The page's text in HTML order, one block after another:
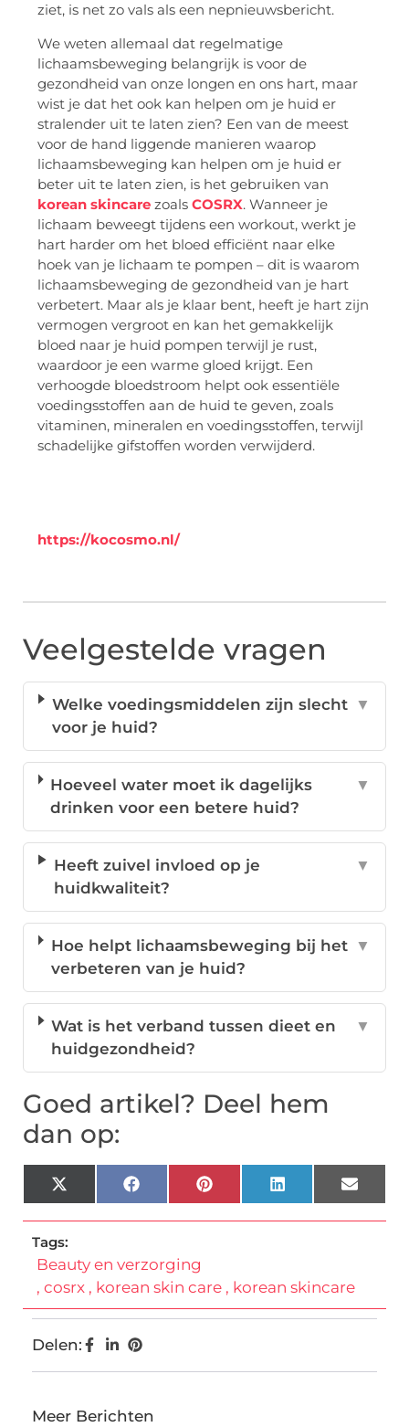
ziet, is net zo vals als een nepnieuwsbericht.
We weten allemaal dat regelmatige
lichaamsbeweging belangrijk is voor de
gezondheid van onze longen en ons hart, maar
wist je dat het ook kan helpen om je huid er
stralender uit te laten zien? Een van de meest
voor de hand liggende manieren waarop
lichaamsbeweging kan helpen om je huid er
beter uit te laten zien, is het gebruiken van
korean skincare zoals COSRX. Wanneer je
lichaam beweegt tijdens een workout, werkt je
hart harder om het bloed efficiënt naar elke
hoek van je lichaam te pompen – dit is waarom
lichaamsbeweging de gezondheid van je hart
verbetert. Maar als je klaar bent, heeft je hart zijn
vermogen vergroot en kan het gemakkelijk
bloed naar je huid pompen terwijl je rust,
waardoor je een warme gloed krijgt. Een
verhoogde bloedstroom helpt ook essentiële
voedingsstoffen aan de huid te geven, zoals
vitaminen, mineralen en voedingsstoffen, terwijl
schadelijke gifstoffen worden verwijderd.
https://kocosmo.nl/
Veelgestelde vragen
Welke voedingsmiddelen zijn slecht
voor je huid?
▼
Hoeveel water moet ik dagelijks
drinken voor een betere huid?
▼
Heeft zuivel invloed op je
huidkwaliteit?
▼
Hoe helpt lichaamsbeweging bij het
verbeteren van je huid?
▼
Wat is het verband tussen dieet en
huidgezondheid?
▼
Goed artikel? Deel hem
dan op:
X
(Twitter)
FacebookPinterestLinkedInEmail
Tags:
Beauty en verzorging
, cosrx , korean skin care , korean skincare
Delen:
Meer Berichten